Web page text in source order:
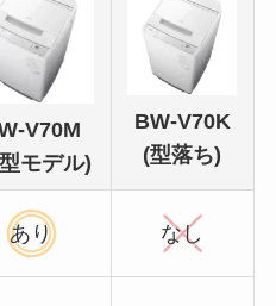
V70M
モデル)
BW-V70K
(型落ち)
あり なし